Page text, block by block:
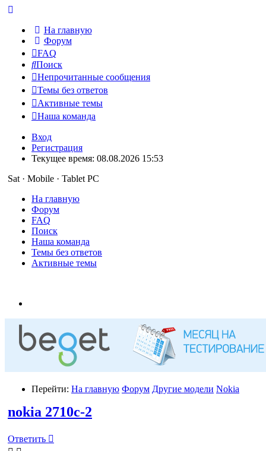
На главную
Форум
FAQ
Поиск
Непрочитанные сообщения
Темы без ответов
Активные темы
Наша команда
Вход
Регистрация
Текущее время: 08.08.2026 15:53
Sat · Mobile · Tablet PC
На главную
Форум
FAQ
Поиск
Наша команда
Темы без ответов
Активные темы
Перейти: На главную Форум Другие модели Nokia
nokia 2710c-2
Ответить